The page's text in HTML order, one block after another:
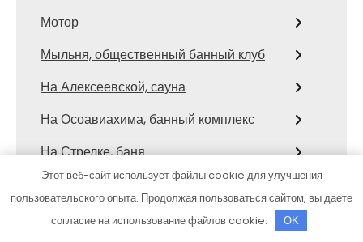
Мотор
Мыльня, общественный банный клуб
На Алексеевской, сауна
На Осоавиахима, банный комплекс
На Стрелке, баня
На Ударников, общественная баня
Натулевна, баня
Этот веб-сайт использует файлы cookie для улучшения
пользовательского опыта. Продолжая пользоваться сайтом, вы даете
согласие на использование файлов cookie.
OK